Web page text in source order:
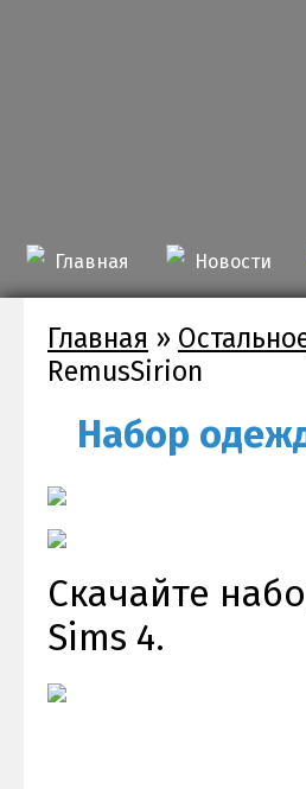
Главная Новости
Главная »
RemusSirion
Набор
Скачайте
Sims 4.